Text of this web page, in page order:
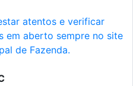
atentos e verificar
em aberto sempre no site
de Fazenda.